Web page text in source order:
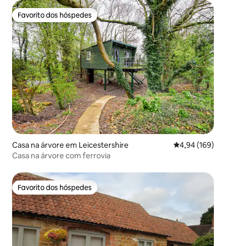
Favorito dos hóspedes
Favorito dos hóspedes
Casa na árvore em Leicestershire Classificação
4,94 (169)
Casa na árvore com ferrovia
Favorito dos hóspedes
Favorito dos hóspedes